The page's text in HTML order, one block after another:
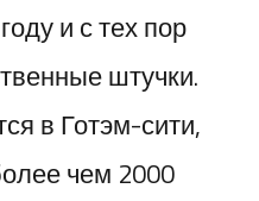
и с тех пор
штучки.
в Готэм-сити,
чем 2000